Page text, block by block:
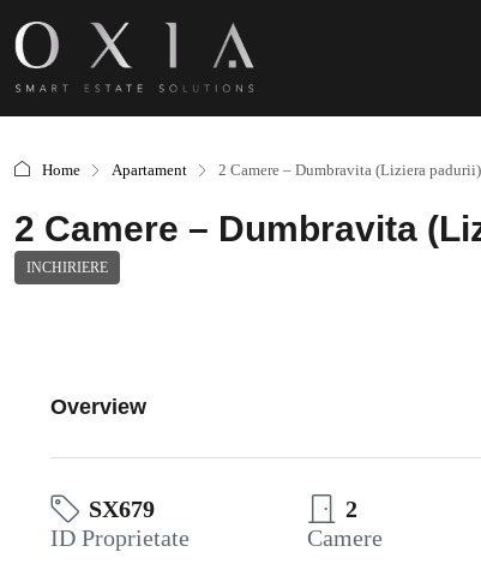
Home Apartament 2 Camere – Dumbravita (Liziera
2 Camere – Dumbravita
INCHIRIERE
Overview
SX679
ID Proprietate
2
Camere